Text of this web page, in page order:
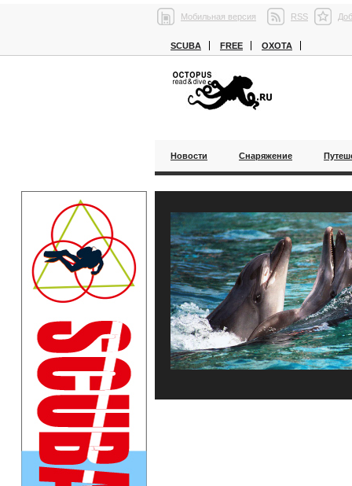
Мобильная версия RSS
SCUBA FREE ОХОТА
Новости Снаряжение